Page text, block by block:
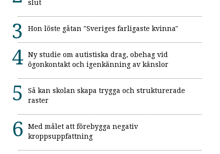
slut
Hon löste gåtan "Sveriges farligaste kvinna"
Ny studie om autistiska drag, obehag vid
ögonkontakt och igenkänning av känslor
Så kan skolan skapa trygga och strukturerade
raster
Med målet att förebygga negativ
kroppsuppfattning